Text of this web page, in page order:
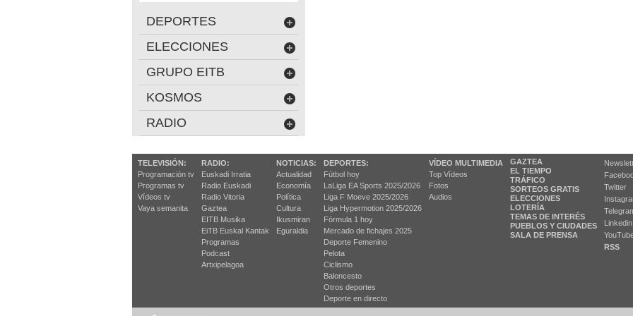
DEPORTES
ELECCIONES
GRUPO EITB
KOSMOS
RADIO
TELEVISIÓN:
Programación tv
Programas tv
Vídeos tv
Vaya semanita
RADIO:
Euskadi Irratia
Radio Euskadi
Radio Vitoria
Gaztea
EITB Musika
EiTB Euskal Kantak
Programas
Podcast
Artxipelagoa
NOTICIAS:
Actualidad
Economía
Política
Cultura
Ikusmiran
Eguraldia
DEPORTES:
Fútbol hoy
LaLiga EA Sports 2025/2026
Liga F Moeve 2025/2026
Liga Hypermotion 2025/2026
Fórmula 1 hoy
Mercado de fichajes 2025
Deporte Femenino
Pelota
Ciclismo
Baloncesto
Otros deportes
Deporte en directo
VÍDEO MULTIMEDIA
Top Vídeos
Fotos
Audios
GAZTEA
EL TIEMPO
TRÁFICO
SORTEOS GRATIS
ELECCIONES
LOTERÍA
TEMAS DE INTERÉS
PUEBLOS Y CIUDADES
SALA DE PRENSA
Twitter
Linkedin
RSS